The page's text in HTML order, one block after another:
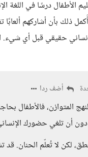
الأطفال درسًا في
ذلك بأن أشاركهم
حقيقي قبل أي شيء.
أضف ردا
المتوازن، فالأطفال
دون أن تلغي حضورك
لكن لا تُعلّم الحنان. قد